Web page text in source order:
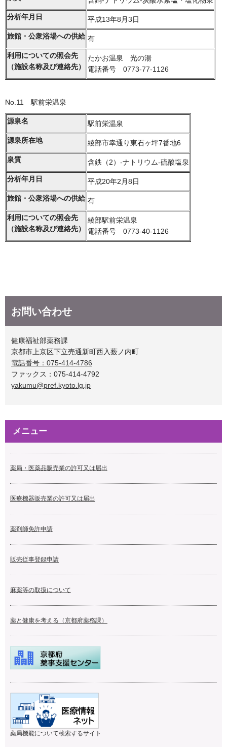
分析年月日 平成13年8月3日
旅館・公衆浴場への供給 有
利用についての照会先
（施設名称及び連絡先）
たかお温泉 光の湯
電話番号 0773-77-1126
No.11 駅前栄温泉
源泉名 駅前栄温泉
源泉所在地 綾部市幸通り東石ヶ坪7番地6
泉質 含鉄（2）-ナトリウム-硫酸塩泉
分析年月日 平成20年2月8日
旅館・公衆浴場への供給 有
利用についての照会先
（施設名称及び連絡先）
綾部駅前栄温泉
電話番号 0773-40-1126
お問い合わせ
健康福祉部薬務課
京都市上京区下立売通新町西入薮ノ内町
電話番号：075-414-4786
ファックス：075-414-4792
yakumu@pref.kyoto.lg.jp
メニュー
薬局・医薬品販売業の許可又は届出
医療機器販売業の許可又は届出
薬剤師免許申請
販売従事登録申請
麻薬等の取扱について
薬と健康を考える（京都府薬務課）
薬局機能について検索するサイト